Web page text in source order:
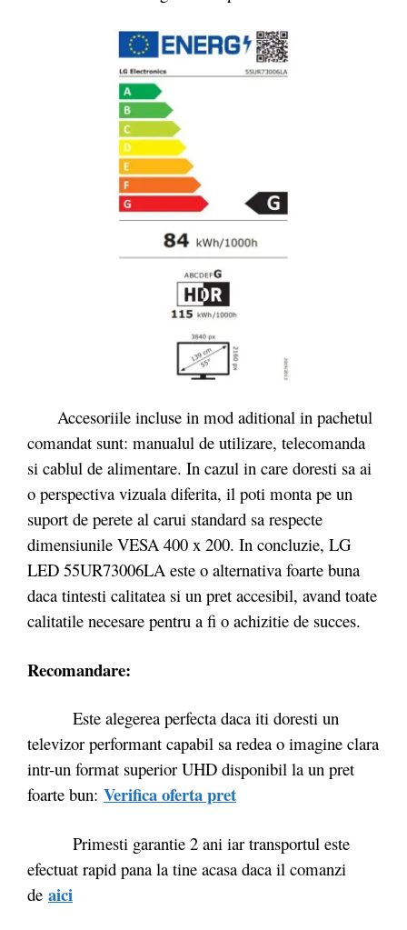
Accesoriile incluse in mod aditional in pachetul
comandat sunt: manualul de utilizare, telecomanda
si cablul de alimentare. In cazul in care doresti sa ai
o perspectiva vizuala diferita, il poti monta pe un
suport de perete al carui standard sa respecte
dimensiunile VESA 400 x 200. In concluzie, LG
LED 55UR73006LA este o alternativa foarte buna
daca tintesti calitatea si un pret accesibil, avand toate
calitatile necesare pentru a fi o achizitie de succes.
Recomandare:
Este alegerea perfecta daca iti doresti un
televizor performant capabil sa redea o imagine clara
intr-un format superior UHD disponibil la un pret
foarte bun: Verifica oferta pret
Primesti garantie 2 ani iar transportul este
efectuat rapid pana la tine acasa daca il comanzi
de aici